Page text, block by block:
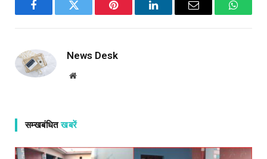
FacebookTwitter Pinterest LinkedInEmail
News Desk
Website
सम्खबंधितखबरें